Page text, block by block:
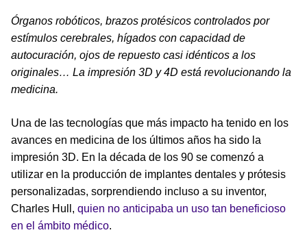
Órganos robóticos, brazos protésicos controlados por
estímulos cerebrales, hígados con capacidad de
autocuración, ojos de repuesto casi idénticos a los
originales… La impresión 3D y 4D está revolucionando la
medicina.
Una de las tecnologías que más impacto ha tenido en los
avances en medicina de los últimos años ha sido la
impresión 3D. En la década de los 90 se comenzó a
utilizar en la producción de implantes dentales y prótesis
personalizadas, sorprendiendo incluso a su inventor,
Charles Hull, quien no anticipaba un uso tan beneficioso
en el ámbito médico.